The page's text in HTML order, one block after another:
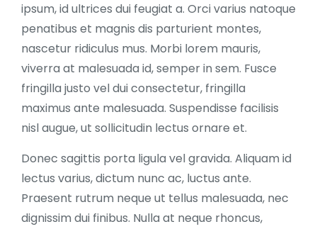
ipsum, id ultrices dui feugiat a. Orci varius natoque
penatibus et magnis dis parturient montes,
nascetur ridiculus mus. Morbi lorem mauris,
viverra at malesuada id, semper in sem. Fusce
fringilla justo vel dui consectetur, fringilla
maximus ante malesuada. Suspendisse facilisis
nisl augue, ut sollicitudin lectus ornare et.
Donec sagittis porta ligula vel gravida. Aliquam id
lectus varius, dictum nunc ac, luctus ante.
Praesent rutrum neque ut tellus malesuada, nec
dignissim dui finibus. Nulla at neque rhoncus,